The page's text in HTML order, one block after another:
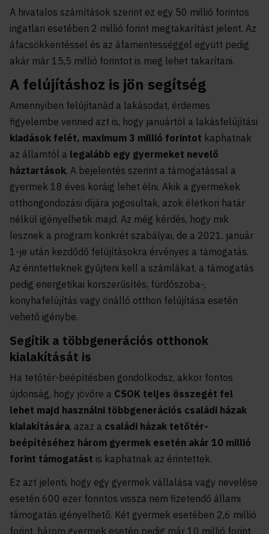
A hivatalos számítások szerint ez egy 50 millió forintos
ingatlan esetében 2 millió forint megtakarítást jelent. Az
áfacsökkentéssel és az áfamentességgel együtt pedig
akár már 15,5 millió forintot is meg lehet takarítani.
A felújításhoz is jön segítség
Amennyiben felújítanád a lakásodat, érdemes
figyelembe venned azt is, hogy januártól a lakásfelújítási
kiadások felét, maximum 3 millió forintot kaphatnak
az államtól a legalább egy gyermeket nevelő
háztartások. A bejelentés szerint a támogatással a
gyermek 18 éves koráig lehet élni. Akik a gyermekek
otthongondozási díjára jogosultak, azok életkori határ
nélkül igényelhetik majd. Az még kérdés, hogy mik
lesznek a program konkrét szabályai, de a 2021. január
1-je után kezdődő felújításokra érvényes a támogatás.
Az érintetteknek gyűjteni kell a számlákat, a támogatás
pedig energetikai korszerűsítés, fürdőszoba-,
konyhafelújítás vagy önálló otthon felújítása esetén
vehető igénybe.
Segítik a többgenerációs otthonok
kialakítását is
Ha tetőtér-beépítésben gondolkodsz, akkor fontos
újdonság, hogy jövőre a CSOK teljes összegét fel
lehet majd használni többgenerációs családi házak
kialakítására, azaz a családi házak tetőtér-
beépítéséhez három gyermek esetén akár 10 millió
forint támogatást is kaphatnak az érintettek.
Ez azt jelenti, hogy egy gyermek vállalása vagy nevelése
esetén 600 ezer forintos vissza nem fizetendő állami
támogatás igényelhető. Két gyermek esetében 2,6 millió
forint, három gyermek esetén pedig már 10 millió forint